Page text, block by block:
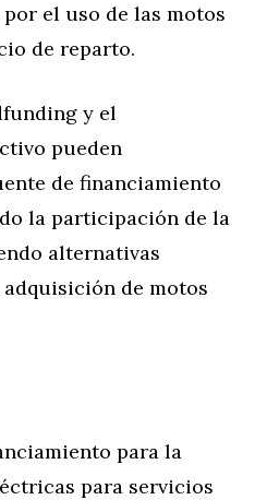
el uso de las motos
de reparto.
y el
pueden
de financiamiento
la participación de la
alternativas
de motos
para la
para servicios